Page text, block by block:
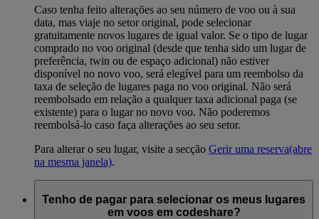
Caso tenha feito alterações ao seu número de voo ou à sua
data, mas viaje no setor original, pode selecionar
gratuitamente novos lugares de igual valor. Se o tipo de lugar
comprado no voo original (desde que tenha sido um lugar de
preferência, twin ou de espaço adicional) não estiver
disponível no novo voo, será elegível para um reembolso da
taxa de seleção de lugares paga no voo original. Não será
reembolsado em relação a qualquer taxa adicional paga (se
existente) para o lugar no novo voo. Não poderemos
reembolsá-lo caso faça alterações ao seu setor.
Para alterar o seu lugar, visite a secção Gerir uma reserva(abre
na mesma janela).
Tenho de pagar para selecionar os meus lugares
em voos em codeshare?